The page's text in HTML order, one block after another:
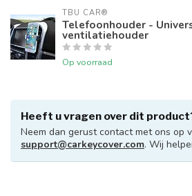
TBU CAR®
Telefoonhouder -
ventilatiehouder
Op voorraad
Heeft u vragen over dit
Neem dan gerust contact met ons op
support@carkeycover.com. Wij